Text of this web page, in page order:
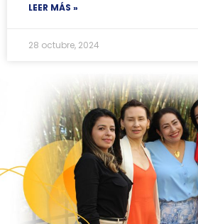
LEER MÁS »
28 octubre, 2024